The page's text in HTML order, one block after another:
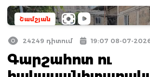
Շամշյան
24249 դիտում 19:07 08-07-
Գարշահոտ ու